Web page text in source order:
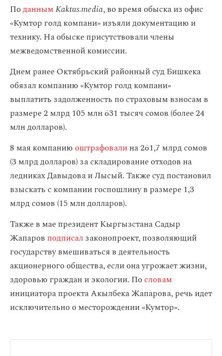
ПоданнымKaktus.media, во время обыска из офис
«Кумтор голд компани» изъяли документацию и
технику. На обыске присутствовали члены
межведомственной комиссии.
Днем ранее Октябрьский районный суд Бишкека
обязал компанию «Кумтор голд компани»
выплатить задолженность по страховым взносам в
размере 2 млрд 105 млн 631 тысяч сомов (более 24
млн долларов).
8 мая компанию оштрафовалина 261,7 млрд сомов
(3 млрд долларов) за складирование отходов на
ледниках Давыдова и Лысый. Также суд постановил
взыскать с компании гоcпошлину в размере 1,3
млрд сомов (15 млн долларов).
Также в мае президент Кыргызстана Садыр
Жапаров подписал законопроект, позволяющий
государству вмешиваться в деятельность
акционерного общества, если она угрожает жизни,
здоровью граждан и экологии. Пословам
инициатора проекта Акылбека Жапарова, речь идет
исключительно о месторождении «Кумтор».